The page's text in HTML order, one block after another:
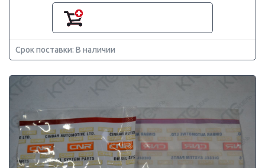
Срок поставки: В наличии